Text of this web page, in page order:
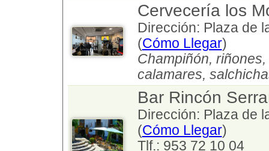
Cervecería los
Dirección: Plaza de
(Cómo Llegar)
Champiñón,
calamares,
Bar Rincón
Dirección: Plaza de
(Cómo Llegar)
Tlf.: 953 72 10 04